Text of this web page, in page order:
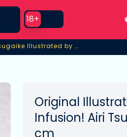
Use setting
18+
Illustrated by Momi
Statue 1/6 Magical Infusion! Airi Tsugaike Illustrated by Momi
Original
Infusion! Airi
cm